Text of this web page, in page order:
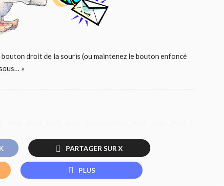
droit de la souris (ou maintenez le bouton enfoncé
»
PARTAGER SUR X
PLUS